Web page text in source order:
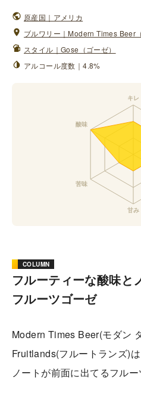
原産国｜アメリカ
ブルワリー｜Modern Times Beer
スタイル｜Gose（ゴーゼ）
アルコール度数｜4.8%
COLUMN
フルーティーな酸味と
フルーツゴーゼ
Modern Times Beer(モダン
Fruitlands(フルートランズ)
ノートが前面に出てるフルー